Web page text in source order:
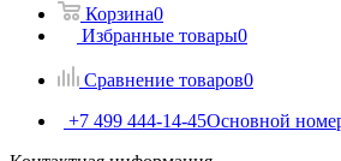
Корзина0
Избранные товары0
Сравнение товаров0
+7 499 444-14-45Основной